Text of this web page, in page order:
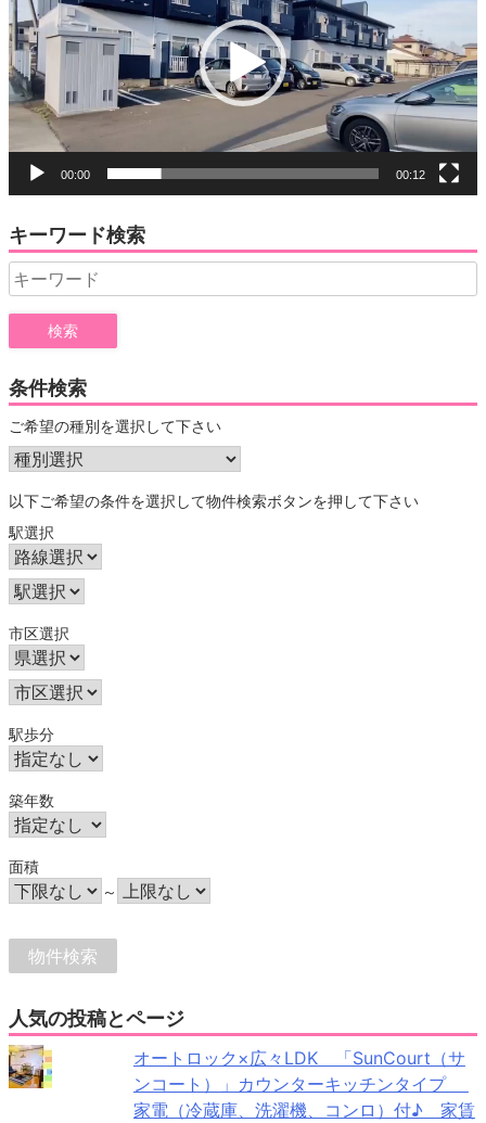
レ
ー
ヤ
ー
00:00 00:12
キーワード検索
Search
for:
条件検索
ご希望の種別を選択して下さい
以下ご希望の条件を選択して物件検索ボタンを押して下さい
駅選択
市区選択
駅歩分
築年数
面積
～
人気の投稿とページ
オートロック×広々LDK 「SunCourt（サ
ンコート）」カウンターキッチンタイプ
家電（冷蔵庫、洗濯機、コンロ）付♪ 家賃